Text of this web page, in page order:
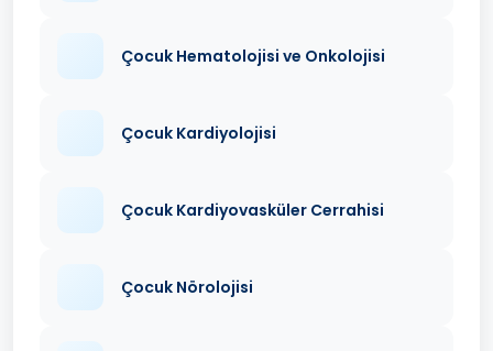
Çocuk Hematolojisi ve Onkolojisi
Çocuk Kardiyolojisi
Çocuk Kardiyovasküler Cerrahisi
Çocuk Nörolojisi